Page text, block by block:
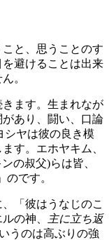
と、思うことのす
避けることは出来
。
ます。生まれなが
あり、闘い、口論
シヤは彼の良き模
す。エホヤキム、
の叔父)らは皆、
のです。
「彼はうなじのこ
の神、
主に立ち返
うのは高ぶりの強